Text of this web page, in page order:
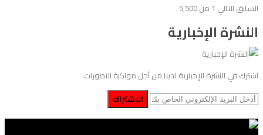
السابق التالي 1 من 5٬500
النشرة الإخبارية
اشترك في النشرة الإخبارية لدينا من أجل مواكبة التطورات.
الاشتراك